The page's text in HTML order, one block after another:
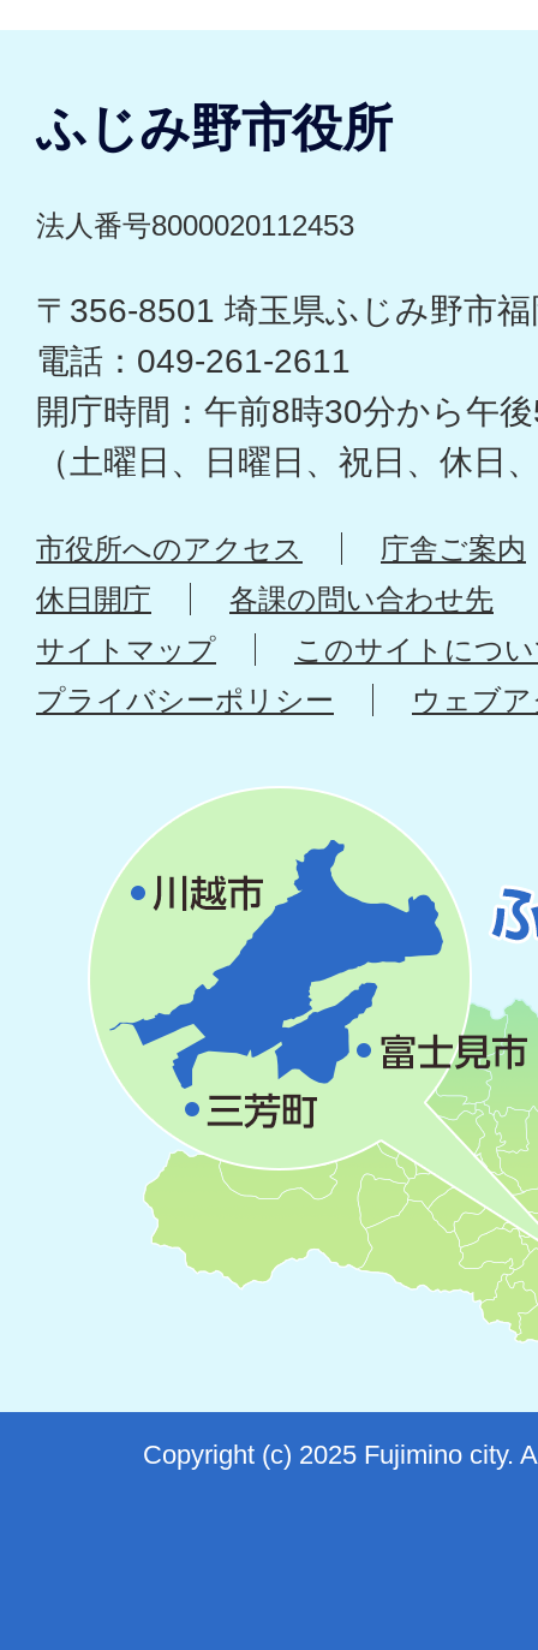
ふじみ野市役所
法人番号8000020112453
〒356-8501 埼玉県ふじみ野市
電話：049-261-2611
開庁時間：午前8時30分から午
（土曜日、日曜日、祝日、休日
市役所へのアクセス
庁舎ご案内
休日開庁
各課の問い合わせ先
サイトマップ
このサイトにつ
プライバシーポリシー
ウェブ
Copyright (c) 2025 Fujimino city.